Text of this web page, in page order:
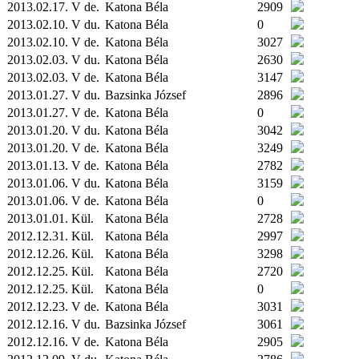
2013.02.17. V de. Katona Béla
2909
2013.02.10. V du. Katona Béla
0
2013.02.10. V de. Katona Béla
3027
2013.02.03. V du. Katona Béla
2630
2013.02.03. V de. Katona Béla
3147
2013.01.27. V du. Bazsinka József
2896
2013.01.27. V de. Katona Béla
0
2013.01.20. V du. Katona Béla
3042
2013.01.20. V de. Katona Béla
3249
2013.01.13. V de. Katona Béla
2782
2013.01.06. V du. Katona Béla
3159
2013.01.06. V de. Katona Béla
0
2013.01.01. Kül. Katona Béla
2728
2012.12.31. Kül. Katona Béla
2997
2012.12.26. Kül. Katona Béla
3298
2012.12.25. Kül. Katona Béla
2720
2012.12.25. Kül. Katona Béla
0
2012.12.23. V de. Katona Béla
3031
2012.12.16. V du. Bazsinka József
3061
2012.12.16. V de. Katona Béla
2905